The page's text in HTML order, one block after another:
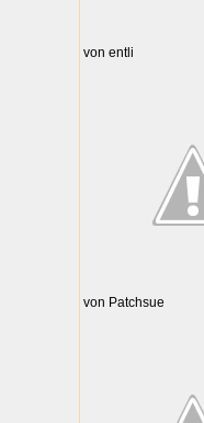
von entli
von Patchsue